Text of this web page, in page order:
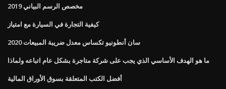
مخصص الرسم البياني 2019
كيفية التجارة في السيارة مع امتياز
سان أنطونيو تكساس معدل ضريبة المبيعات 2020
ما هو الهدف الأساسي الذي يجب على شركة متاجرة بشكل عام اتباعه ولماذا
أفضل الكتب المتعلقة بسوق الأوراق المالية